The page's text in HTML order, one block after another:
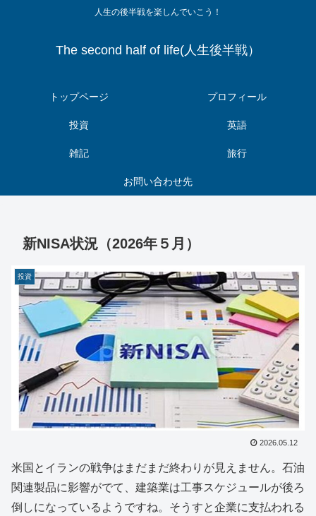
人生の後半戦を楽しんでいこう！
The second half of life(人生後半戦）
トップページ プロフィール
投資 英語
雑記 旅行
お問い合わせ先
新NISA状況（2026年５月）
投資
2026.05.12
米国とイランの戦争はまだまだ終わりが見えません。石油
関連製品に影響がでて、建築業は工事スケジュールが後ろ
倒しになっているようですね。そうすと企業に支払われる